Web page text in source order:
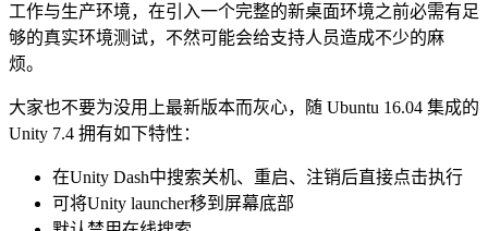
工作与生产环境，在引入一个完整的新桌面环境之前必需有足
够的真实环境测试，不然可能会给支持人员造成不少的麻
烦。
大家也不要为没用上最新版本而灰心，随 Ubuntu 16.04 集成的
Unity 7.4 拥有如下特性：
在Unity Dash中搜索关机、重启、注销后直接点击执行
可将Unity launcher移到屏幕底部